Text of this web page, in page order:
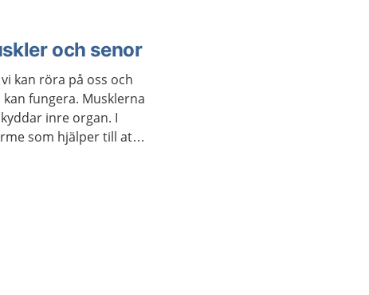
och senor
kan röra på oss och
fungera. Musklerna
inre organ. I
som hjälper till att